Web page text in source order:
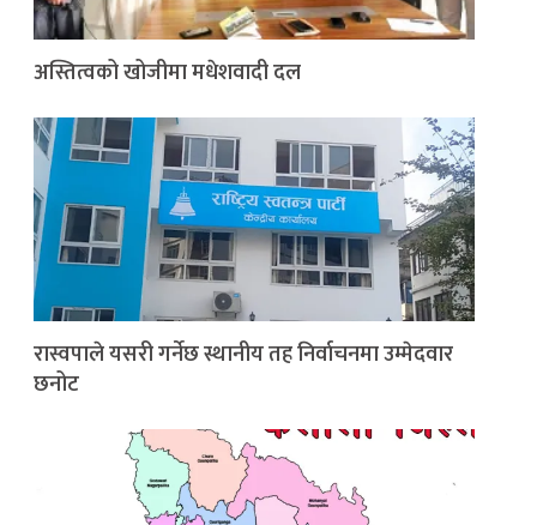
अस्तित्वको खोजीमा मधेशवादी दल
रास्वपाले यसरी गर्नेछ स्थानीय तह निर्वाचनमा उम्मेदवार
छनोट